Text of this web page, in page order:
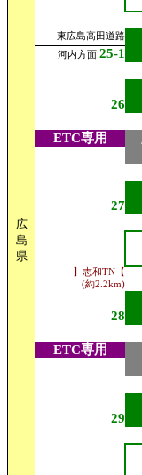
広
島
県
東広島高田道路
河内方面 25-1
26
ETC専用
27
】志和TN【
(約2.2km)
28
ETC専用
29